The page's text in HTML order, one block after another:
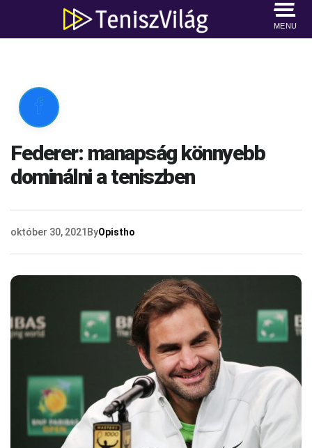
MENU

Federer: manapság könnyebb
dominálni a teniszben
október 30, 2021 ByOpistho